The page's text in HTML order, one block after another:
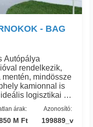
- BAG
Autópálya
rendelkezik,
mindössze
kamionnal is
logisztikai és
vasútállomás
növeli a
ellátottsági
árak:
M Ft
Azonosító:
199889_v